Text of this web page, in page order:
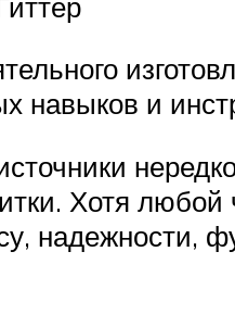
навыков и
Хотя любой
надежности,